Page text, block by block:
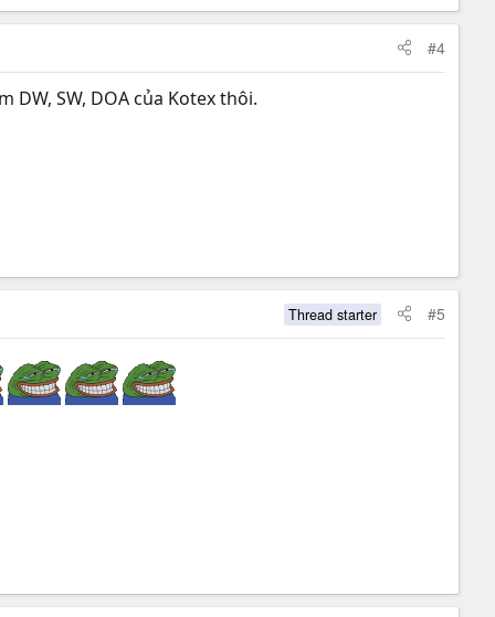
#4
SW, DOA của Kotex thôi.
Thread starter #5